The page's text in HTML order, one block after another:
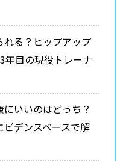
れる？ヒップアップ
年目の現役トレーナ
いいのはどっち？
デンスベースで解